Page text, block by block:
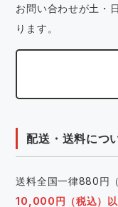
お問い合わせが土・
ります。
配送・送料につ
送料全国一律880円
10,000円（税込）以